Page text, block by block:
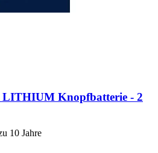
LITHIUM Knopfbatterie -​ 2
10 Jahre